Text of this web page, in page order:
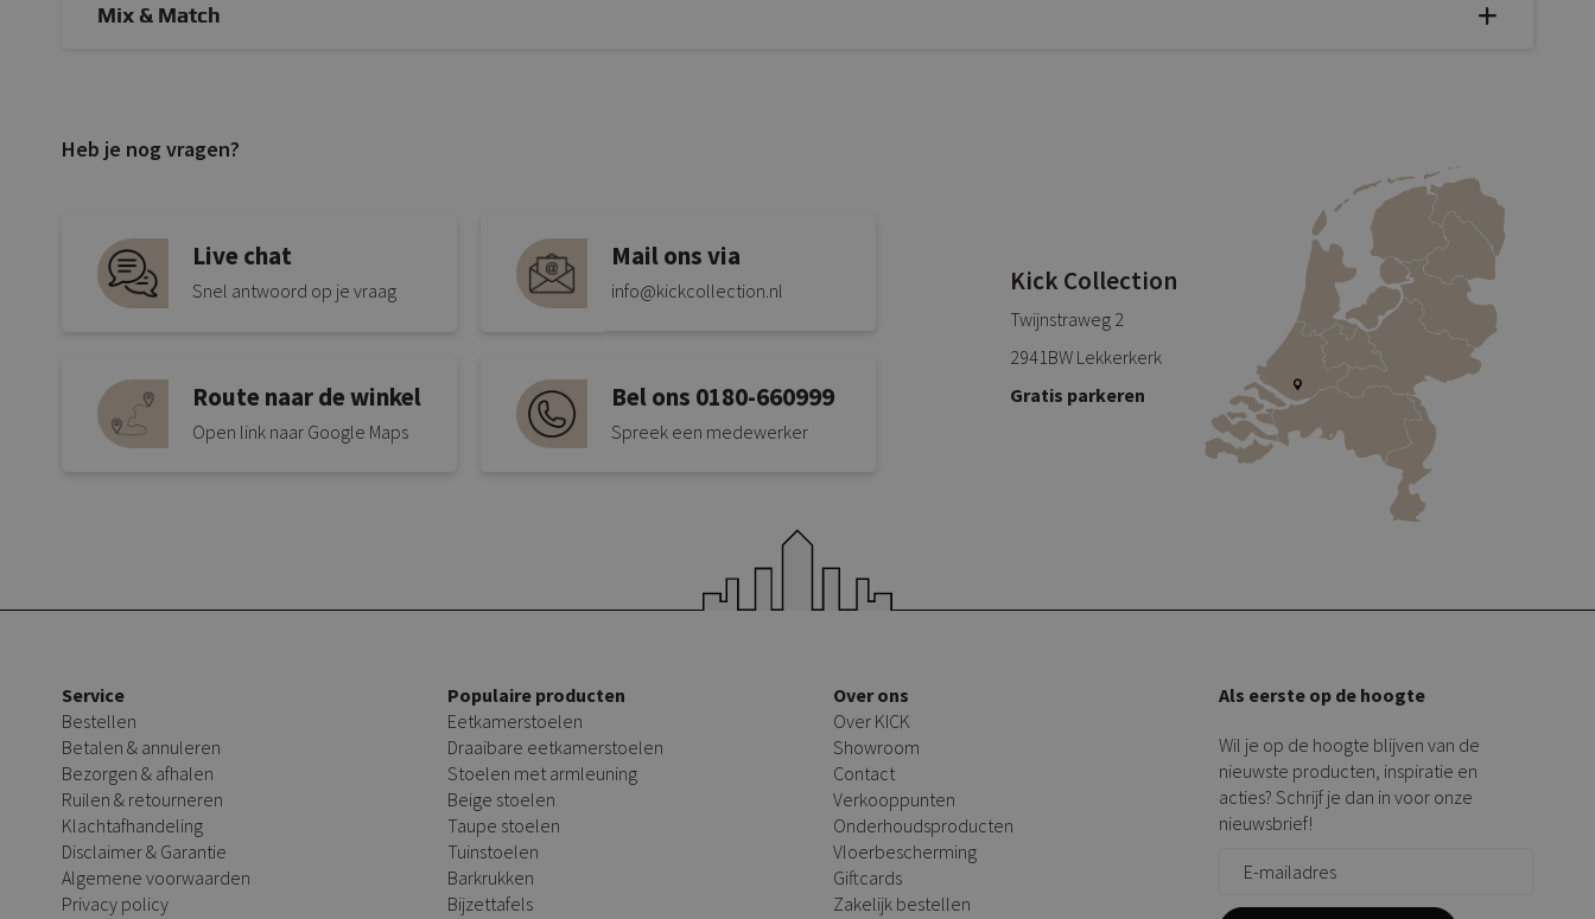
Mix & Match
Heb je nog vragen?
Live chat
Snel antwoord op je vraag
Mail ons via
info@kickcollection.nl
Route naar de winkel
Open link naar Google Maps
Bel ons 0180-660999
Spreek een medewerker
Kick Collection
Twijnstraweg 2
2941BW Lekkerkerk
Gratis parkeren
Service
Bestellen
Betalen & annuleren
Bezorgen & afhalen
Ruilen & retourneren
Klachtafhandeling
Disclaimer & Garantie
Algemene voorwaarden
Privacy policy
Populaire producten
Eetkamerstoelen
Draaibare eetkamerstoelen
Stoelen met armleuning
Beige stoelen
Taupe stoelen
Tuinstoelen
Barkrukken
Bijzettafels
Over ons
Over KICK
Showroom
Contact
Verkooppunten
Onderhoudsproducten
Vloerbescherming
Giftcards
Zakelijk bestellen
Als eerste op de hoogte
Wil je op de hoogte blijven van de
nieuwste producten, inspiratie en
acties? Schrijf je dan in voor onze
nieuwsbrief!